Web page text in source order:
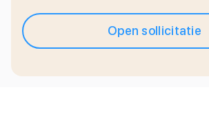
Open sollicitatie